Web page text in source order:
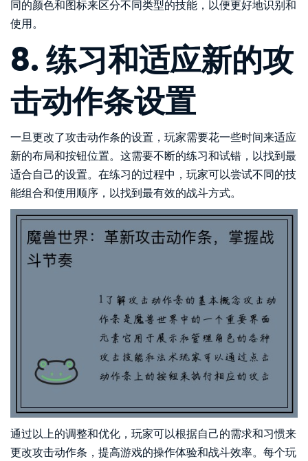
同的颜色和图标来区分不同类型的技能，以便更好地识别和
使用。
8. 练习和适应新的攻
击动作条设置
一旦更改了攻击动作条的设置，玩家需要花一些时间来适应
新的布局和按钮位置。这需要不断的练习和试错，以找到最
适合自己的设置。在练习的过程中，玩家可以尝试不同的技
能组合和使用顺序，以找到最有效的战斗方式。
通过以上的调整和优化，玩家可以根据自己的需求和习惯来
更改攻击动作条，提高游戏的操作体验和战斗效率。每个玩